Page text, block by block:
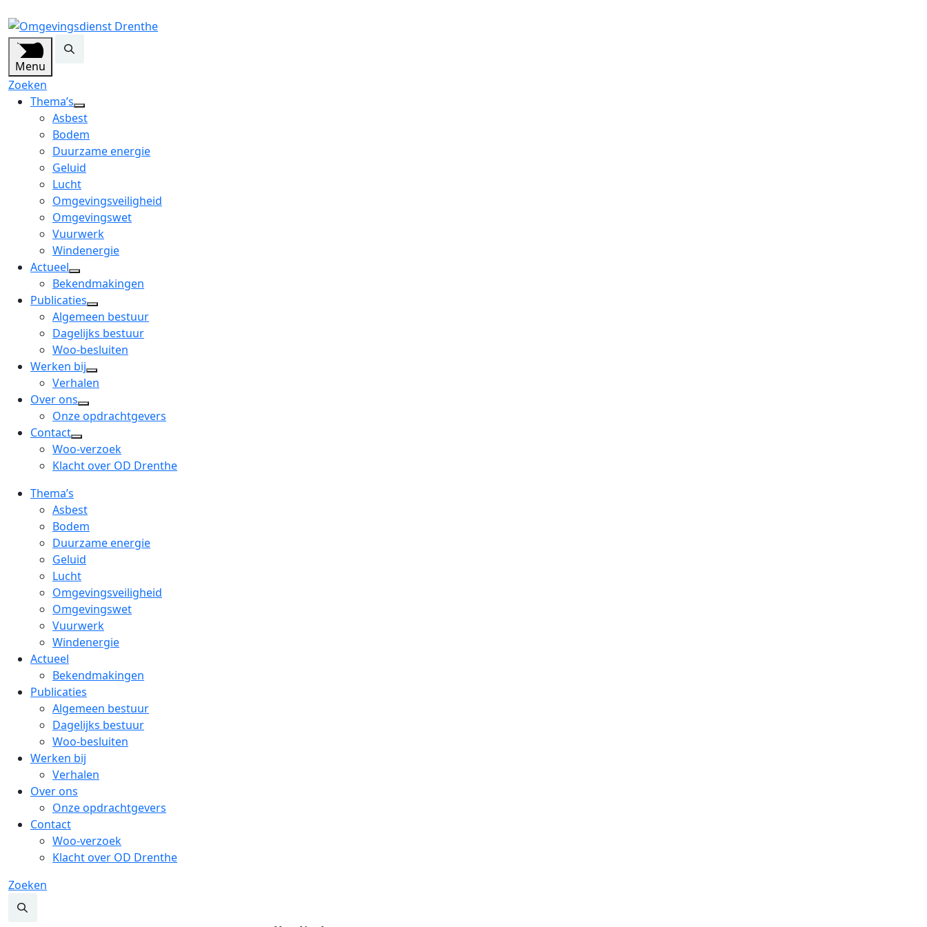
Menu
Zoeken
Thema’s
open
dropdown
menu
Asbest
Bodem
Duurzame energie
Geluid
Lucht
Omgevingsveiligheid
Omgevingswet
Vuurwerk
Windenergie
Actueel
open
dropdown
menu
Bekendmakingen
Publicaties
open
dropdown
menu
Algemeen bestuur
Dagelijks bestuur
Woo-besluiten
Werken bij
open
menu
Verhalen
Over ons
open
dropdown
menu
Onze opdrachtgevers
Contact
open
dropdown
Woo-verzoek
Klacht over OD Drenthe
Thema’s
Asbest
Bodem
Duurzame energie
Geluid
Lucht
Omgevingsveiligheid
Omgevingswet
Vuurwerk
Windenergie
Actueel
Bekendmakingen
Publicaties
Algemeen bestuur
Dagelijks bestuur
Woo-besluiten
Werken bij
Verhalen
Over ons
Onze opdrachtgevers
Contact
Woo-verzoek
Klacht over OD Drenthe
Zoeken